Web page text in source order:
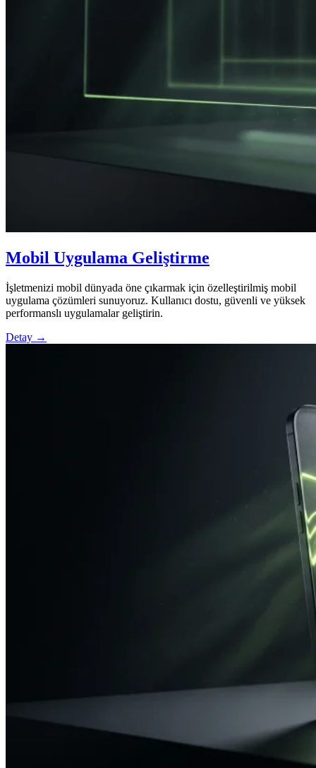
Mobil Uygulama Geliştirme
İşletmenizi mobil dünyada öne çıkarmak için özelleştirilmiş mobil
uygulama çözümleri sunuyoruz. Kullanıcı dostu, güvenli ve yüksek
performanslı uygulamalar geliştirin.
Detay →